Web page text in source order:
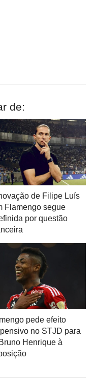
de:
de Filipe Luís
Flamengo segue
por questão
pede efeito
no STJD para
Henrique à